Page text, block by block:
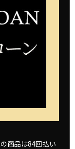
商品は84回払い